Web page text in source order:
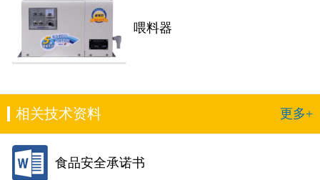
喂料器
相关技术资料 更多+
食品安全承诺书